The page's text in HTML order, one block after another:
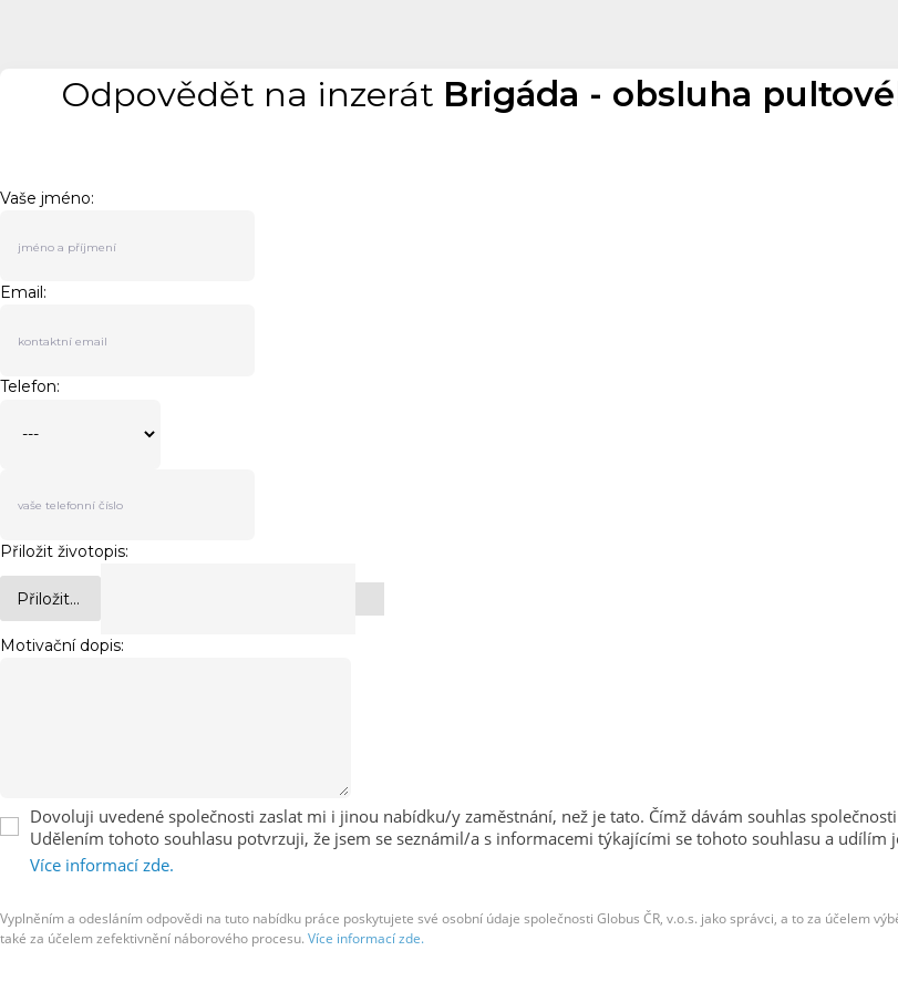
Odpovědět na inzerát Brigáda - obsluha
Vaše jméno:
Email:
Telefon:
Přiložit životopis:
Přiložit...
Motivační dopis:
Dovoluji uvedené společnosti zaslat mi i jinou nabídku/y zaměstnání, než je tato. Čímž dávám souhlas
Udělením tohoto souhlasu potvrzuji, že jsem se seznámil/a s informacemi týkajícími se tohoto souhlasu a udílím
Více informací zde.
Vyplněním a odesláním odpovědi na tuto nabídku práce poskytujete své osobní údaje společnosti Globus ČR, v.o.s. jako správci, a to za účelem
také za účelem zefektivnění náborového procesu. Více informací zde.